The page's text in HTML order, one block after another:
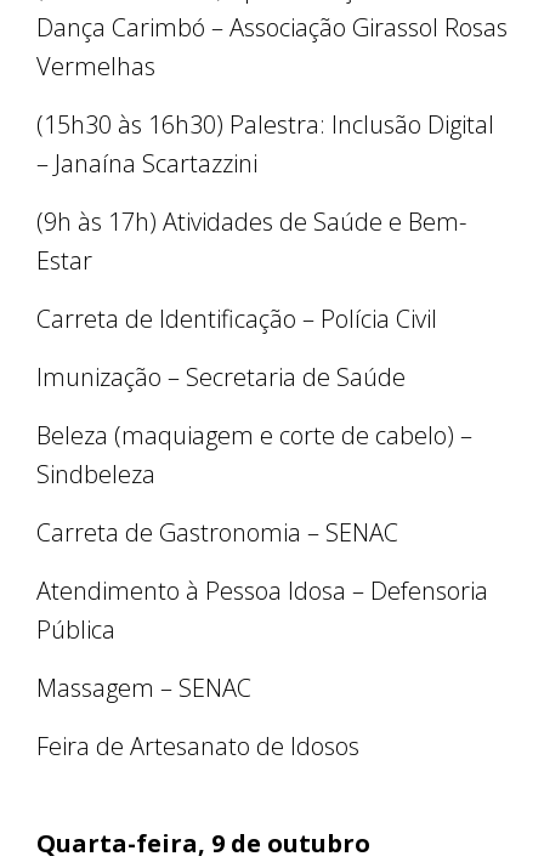
Dança Carimbó – Associação Girassol Rosas
Vermelhas
(15h30 às 16h30) Palestra: Inclusão Digital
– Janaína Scartazzini
(9h às 17h) Atividades de Saúde e Bem-
Estar
Carreta de Identificação – Polícia Civil
Imunização – Secretaria de Saúde
Beleza (maquiagem e corte de cabelo) –
Sindbeleza
Carreta de Gastronomia – SENAC
Atendimento à Pessoa Idosa – Defensoria
Pública
Massagem – SENAC
Feira de Artesanato de Idosos
Quarta-feira, 9 de outubro